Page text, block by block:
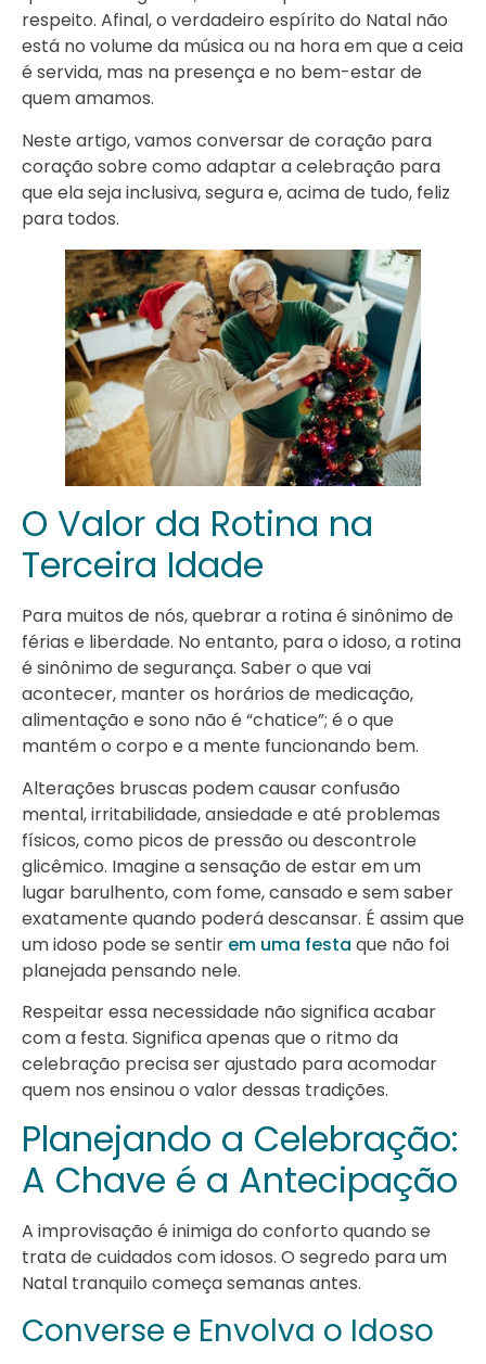
respeito. Afinal, o verdadeiro espírito do Natal não
está no volume da música ou na hora em que a ceia
é servida, mas na presença e no bem-estar de
quem amamos.
Neste artigo, vamos conversar de coração para
coração sobre como adaptar a celebração para
que ela seja inclusiva, segura e, acima de tudo, feliz
para todos.
O Valor da Rotina na
Terceira Idade
Para muitos de nós, quebrar a rotina é sinônimo de
férias e liberdade. No entanto, para o idoso, a rotina
é sinônimo de segurança. Saber o que vai
acontecer, manter os horários de medicação,
alimentação e sono não é “chatice”; é o que
mantém o corpo e a mente funcionando bem.
Alterações bruscas podem causar confusão
mental, irritabilidade, ansiedade e até problemas
físicos, como picos de pressão ou descontrole
glicêmico. Imagine a sensação de estar em um
lugar barulhento, com fome, cansado e sem saber
exatamente quando poderá descansar. É assim que
um idoso pode se sentir em uma festa que não foi
planejada pensando nele.
Respeitar essa necessidade não significa acabar
com a festa. Significa apenas que o ritmo da
celebração precisa ser ajustado para acomodar
quem nos ensinou o valor dessas tradições.
Planejando a Celebração:
A Chave é a Antecipação
A improvisação é inimiga do conforto quando se
trata de cuidados com idosos. O segredo para um
Natal tranquilo começa semanas antes.
Converse e Envolva o Idoso